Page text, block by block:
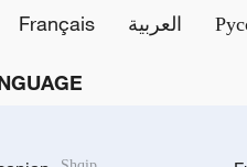
Français العربية